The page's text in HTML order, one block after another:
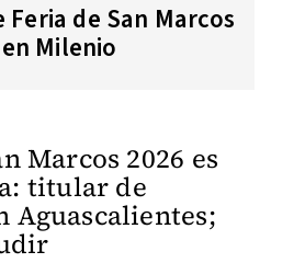
Feria de San Marcos
en Milenio
Marcos 2026 es
titular de
Aguascalientes;